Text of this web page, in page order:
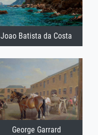
Joao Batista da Costa
George Garrard